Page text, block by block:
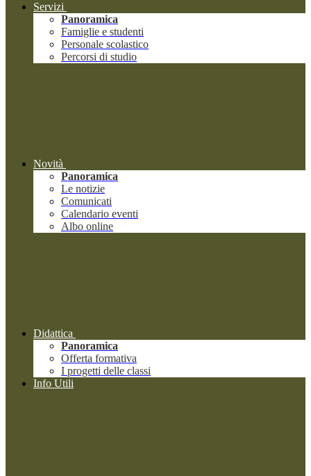
Servizi
Panoramica
Famiglie e studenti
Personale scolastico
Percorsi di studio
Novità
Panoramica
Le notizie
Comunicati
Calendario eventi
Albo online
Didattica
Panoramica
Offerta formativa
I progetti delle classi
Info Utili